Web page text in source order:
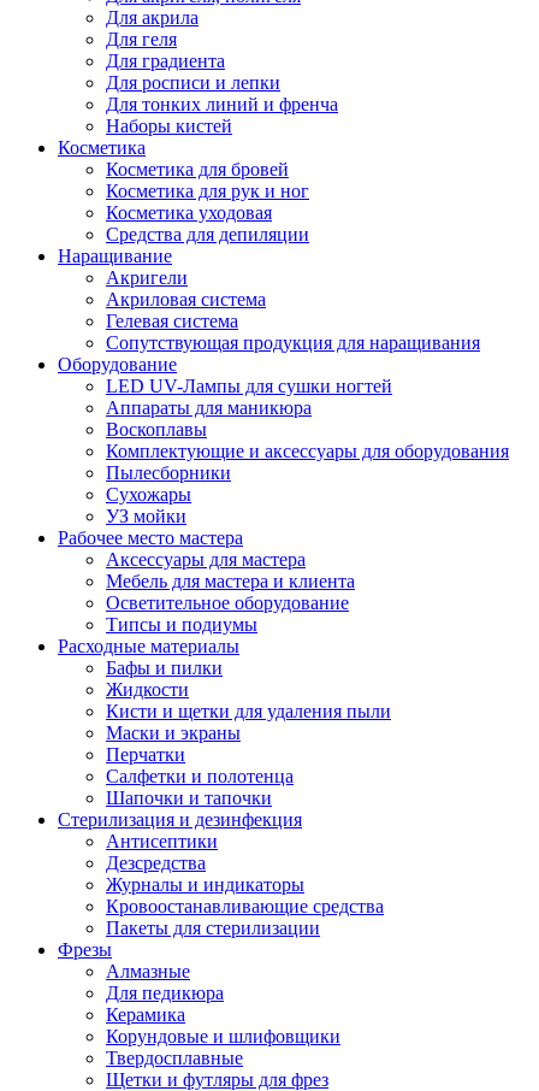
Для акрила
Для геля
Для градиента
Для росписи и лепки
Для тонких линий и френча
Наборы кистей
Косметика
Косметика для бровей
Косметика для рук и ног
Косметика уходовая
Средства для депиляции
Наращивание
Акригели
Акриловая система
Гелевая система
Сопутствующая продукция для наращивания
Оборудование
LED UV-Лампы для сушки ногтей
Аппараты для маникюра
Воскоплавы
Комплектующие и аксессуары для оборудования
Пылесборники
Сухожары
УЗ мойки
Рабочее место мастера
Аксессуары для мастера
Мебель для мастера и клиента
Осветительное оборудование
Типсы и подиумы
Расходные материалы
Бафы и пилки
Жидкости
Кисти и щетки для удаления пыли
Маски и экраны
Перчатки
Салфетки и полотенца
Шапочки и тапочки
Стерилизация и дезинфекция
Антисептики
Дезсредства
Журналы и индикаторы
Кровоостанавливающие средства
Пакеты для стерилизации
Фрезы
Алмазные
Для педикюра
Керамика
Корундовые и шлифовщики
Твердосплавные
Щетки и футляры для фрез